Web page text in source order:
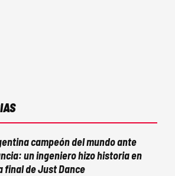
campeón del mundo ante
un ingeniero hizo historia en
final de Just Dance